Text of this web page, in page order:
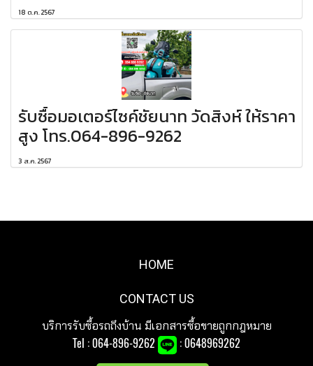
18 ต.ค. 2567
รับซื้อมอเตอร์ไซค์ชัยนาท วัดสิงห์ ให้ราคา
สูง โทร.064-896-9262
3 ส.ค. 2567
HOME
CONTACT US
บริการรับซื้อรถถึงบ้าน มีเอกสารซื้อขายถูกกฎหมาย
Tel : 064-896-9262 : 0648969262